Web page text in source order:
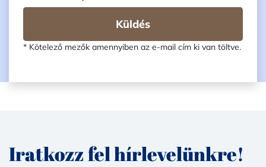
Küldés
* Kötelező mezők amennyiben az e-mail cím ki van töltve.
Iratkozz fel hírlevelünkre!